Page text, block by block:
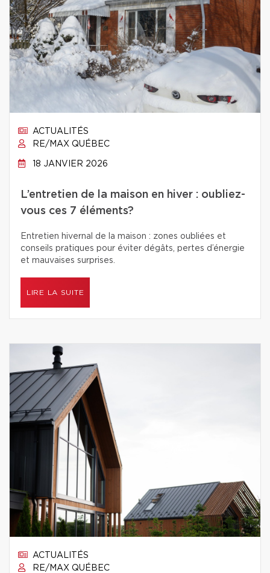
ACTUALITÉS
RE/MAX QUÉBEC
18 JANVIER 2026
L’entretien de la maison en hiver : oubliez-
vous ces 7 éléments?
Entretien hivernal de la maison : zones oubliées et
conseils pratiques pour éviter dégâts, pertes d’énergie
et mauvaises surprises.
LIRE LA SUITE
ACTUALITÉS
RE/MAX QUÉBEC